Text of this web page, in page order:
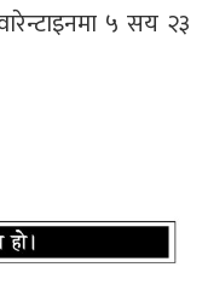
५ सय २३